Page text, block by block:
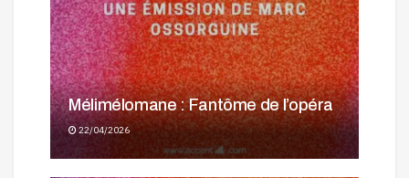
Mélimélomane : Fantôme de l’opéra
22/04/2026